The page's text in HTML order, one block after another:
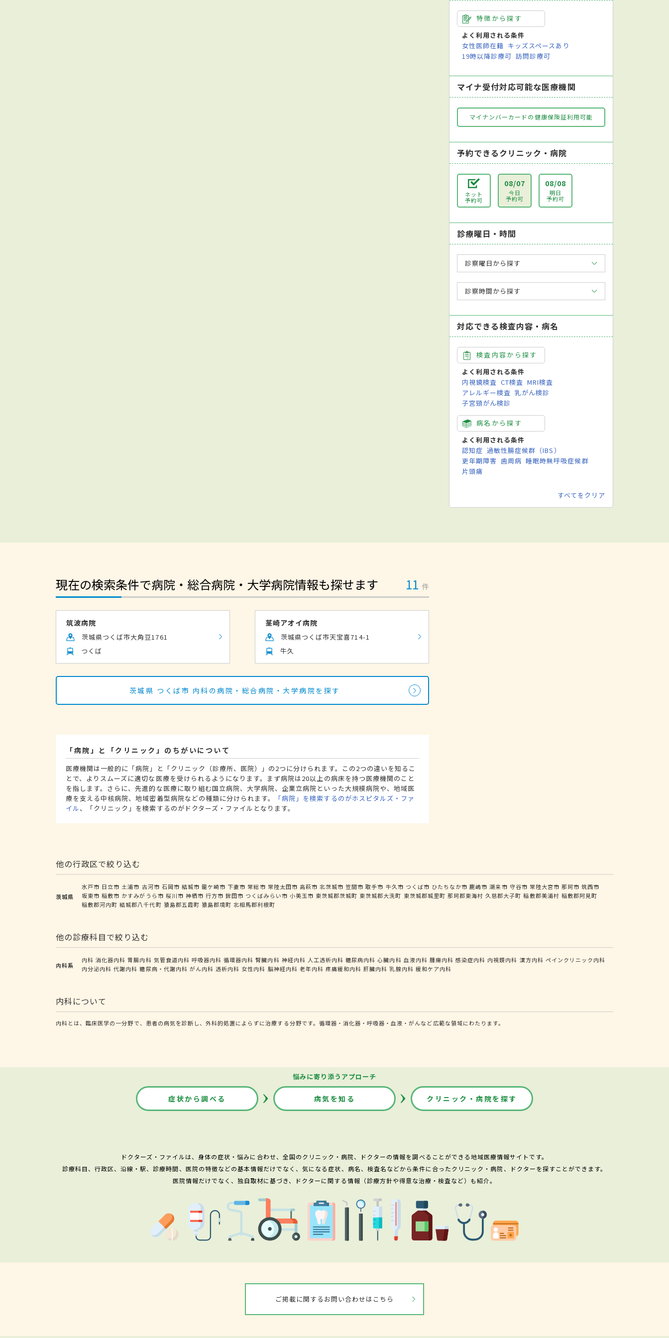
特徴から探す
よく利用される条件
女性医師在籍 キッズスペースあり
19時以降診療可 訪問診療可
マイナ受付対応可能な医療機関
マイナンバーカードの健康保険証利用可能
予約できるクリニック・病院
ネット
予約可
08/07
今日
予約可
08/08
明日
予約可
診療曜日・時間
診察曜日から探す
診察時間から探す
対応できる検査内容・病名
検査内容から探す
よく利用される条件
内視鏡検査 CT検査 MRI検査
アレルギー検査 乳がん検診
子宮頸がん検診
病名から探す
よく利用される条件
認知症 過敏性腸症候群（IBS）
更年期障害 歯周病 睡眠時無呼吸症候群
片頭痛
すべてをクリア
現在の検索条件で病院・総合病院・大学病院情報も探せます 11 件
筑波病院
茨城県つくば市大角豆1761
つくば
茎崎アオイ病院
茨城県つくば市天宝喜714-1
牛久
茨城県 つくば市 内科の病院・総合病院・大学病院を探す
「病院」と「クリニック」のちがいについて
医療機関は一般的に「病院」と「クリニック（診療所、医院）」の2つに分けられます。この2つの違いを知るこ
とで、よりスムーズに適切な医療を受けられるようになります。まず病院は20以上の病床を持つ医療機関のこと
を指します。さらに、先進的な医療に取り組む国立病院、大学病院、企業立病院といった大規模病院や、地域医
療を支える中核病院、地域密着型病院などの種類に分けられます。
「病院」を検索するのがホスピタルズ・ファ
イル、「クリニック」を検索するのがドクターズ・ファイルとなります。
他の行政区で絞り込む
茨城県
水戸市 日立市 土浦市 古河市 石岡市 結城市 龍ケ崎市 下妻市 常総市 常陸太田市 高萩市 北茨城市 笠間市 取手市 牛久市 つくば市 ひたちなか市 鹿嶋市 潮来市 守谷市 常陸大宮市 那珂市 筑西市
坂東市 稲敷市 かすみがうら市 桜川市 神栖市 行方市 鉾田市 つくばみらい市 小美玉市 東茨城郡茨城町 東茨城郡大洗町 東茨城郡城里町 那珂郡東海村 久慈郡大子町 稲敷郡美浦村 稲敷郡阿見町
稲敷郡河内町 結城郡八千代町 猿島郡五霞町 猿島郡境町 北相馬郡利根町
他の診療科目で絞り込む
内科系
内科 消化器内科 胃腸内科 気管食道内科 呼吸器内科 循環器内科 腎臓内科 神経内科 人工透析内科 糖尿病内科 心臓内科 血液内科 腫瘍内科 感染症内科 内視鏡内科 漢方内科 ペインクリニック内科
内分泌内科 代謝内科 糖尿病・代謝内科 がん内科 透析内科 女性内科 脳神経内科 老年内科 疼痛緩和内科 肝臓内科 乳腺内科 緩和ケア内科
内科について
内科とは、臨床医学の一分野で、患者の病気を診断し、外科的処置によらずに治療する分野です。循環器・消化器・呼吸器・血液・がんなど広範な領域にわたります。
悩みに寄り添うアプローチ
症状から調べる 病気を知る クリニック・病院を探す
ドクターズ・ファイルは、身体の症状・悩みに合わせ、全国のクリニック・病院、ドクターの情報を調べることができる地域医療情報サイトです。
診療科目、行政区、沿線・駅、診療時間、医院の特徴などの基本情報だけでなく、気になる症状、病名、検査名などから条件に合ったクリニック・病院、ドクターを探すことができます。
医院情報だけでなく、独自取材に基づき、ドクターに関する情報（診療方針や得意な治療・検査など）も紹介。
ご掲載に関するお問い合わせはこちら